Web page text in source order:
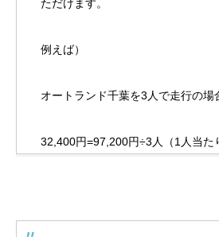
ただけます。
例えば）
オートランド千葉を3人で走行の場
32,400円=97,200円÷3人（1人当た